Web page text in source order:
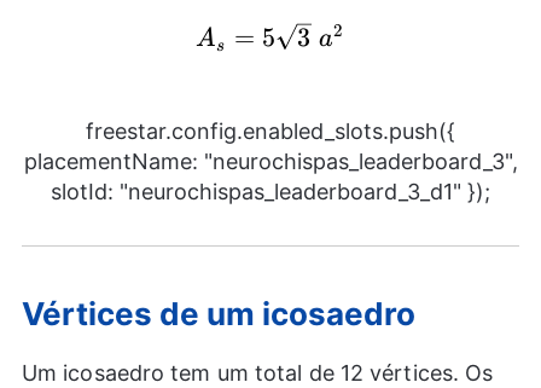
A_{s}=5\sqrt{3}~
As = 5 3 a2
freestar.config.enabled_slots.push({
placementName: "neurochispas_leaderboard_3",
slotId: "neurochispas_leaderboard_3_d1" });
Vértices de um icosaedro
Um icosaedro tem um total de 12 vértices. Os